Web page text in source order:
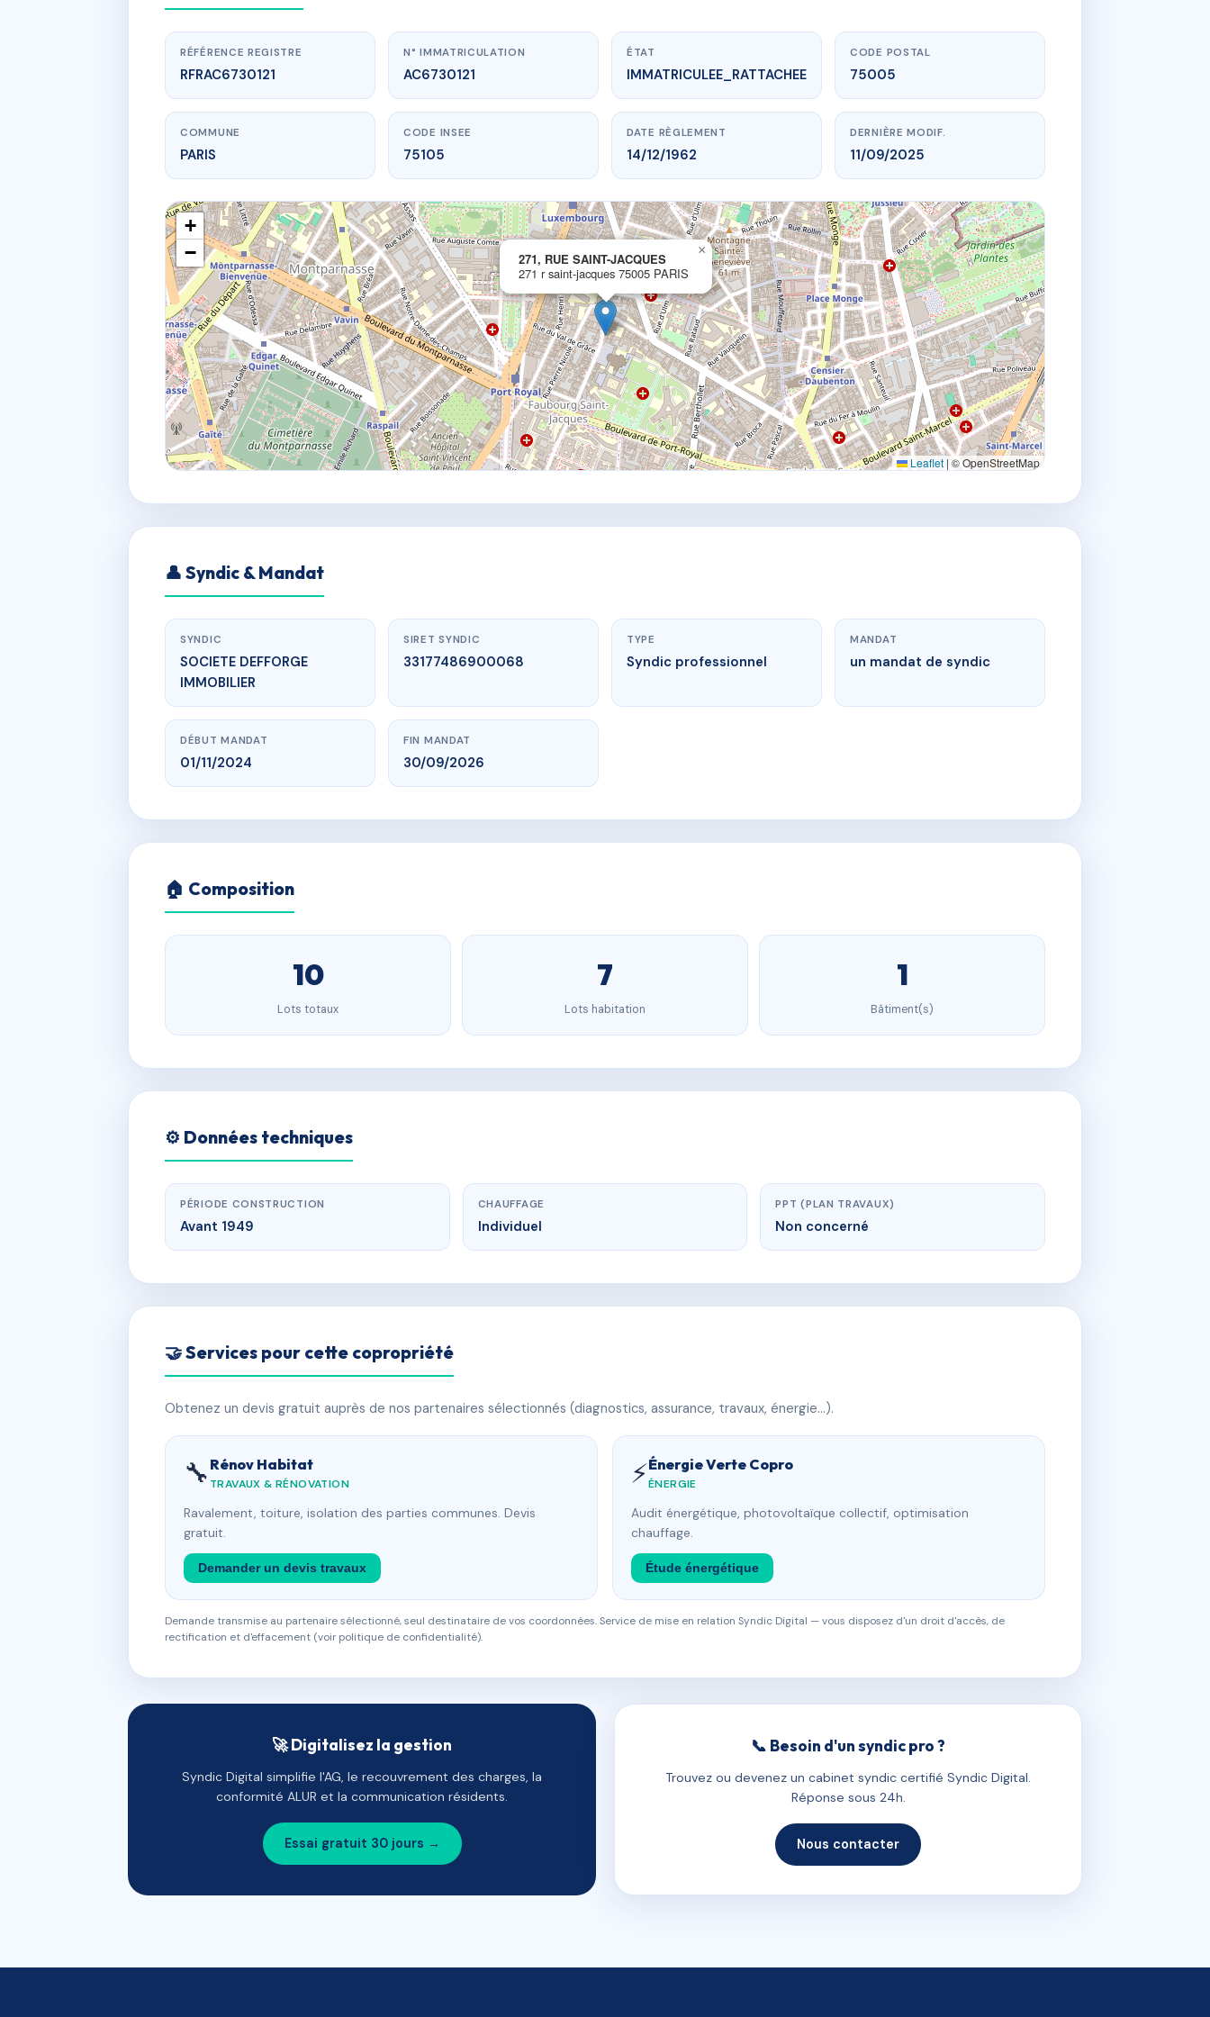
www.vme.plus/AC6730121
271, RUE SAINT-JACQUES
271 r saint-jacques75005 PARIS
RÉFÉRENCE REGISTRE
RFRAC6730121
N° IMMATRICULATION
AC6730121
ÉTAT
IMMATRICULEE_RATTACHEE
CODE POSTAL
75005
COMMUNE
PARIS
CODE INSEE
75105
DATE RÈGLEMENT
14/12/1962
DERNIÈRE MODIF.
11/09/2025
271, RUE SAINT-JACQUES
271 r saint-jacques 75005 PARIS
×
+
−
Leaflet | © OpenStreetMap
👤 Syndic & Mandat
SYNDIC
SOCIETE DEFFORGE
IMMOBILIER
SIRET SYNDIC
33177486900068
TYPE
Syndic professionnel
MANDAT
un mandat de syndic
DÉBUT MANDAT
01/11/2024
FIN MANDAT
30/09/2026
🏠 Composition
10
Lots totaux
7
Lots habitation
1
Bâtiment(s)
⚙️ Données techniques
PÉRIODE CONSTRUCTION
Avant 1949
CHAUFFAGE
Individuel
PPT (PLAN TRAVAUX)
Non concerné
🤝 Services pour cette copropriété
Obtenez un devis gratuit auprès de nos partenaires sélectionnés (diagnostics, assurance, travaux, énergie…).
🔧 Rénov Habitat
TRAVAUX & RÉNOVATION
Ravalement, toiture, isolation des parties communes. Devis
gratuit.
Demander un devis travaux
⚡Énergie Verte Copro
ÉNERGIE
Audit énergétique, photovoltaïque collectif, optimisation
chauffage.
Étude énergétique
Demande transmise au partenaire sélectionné, seul destinataire de vos coordonnées. Service de mise en relation Syndic Digital — vous disposez d'un droit d'accès, de
rectification et d'effacement (voir politique de confidentialité).
🚀 Digitalisez la gestion
Syndic Digital simplifie l'AG, le recouvrement des charges, la
conformité ALUR et la communication résidents.
Essai gratuit 30 jours →
📞 Besoin d'un syndic pro ?
Trouvez ou devenez un cabinet syndic certifié Syndic Digital.
Réponse sous 24h.
Nous contacter